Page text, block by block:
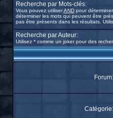
Recherche par Mots-clés:
Vous pouvez utiliserANDpour
déterminer les mots qui peuvent être
pas être présents dans les résultats.
Recherche par Auteur:
Utilisez * comme un joker pour des
Forum:
Catégorie: